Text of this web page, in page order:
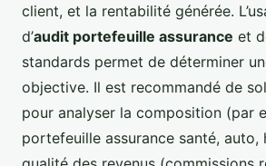
client, et la rentabilité générée.
d’audit portefeuille assurance et
standards permet de déterminer
objective. Il est recommandé de
pour analyser la composition (par
portefeuille assurance santé,